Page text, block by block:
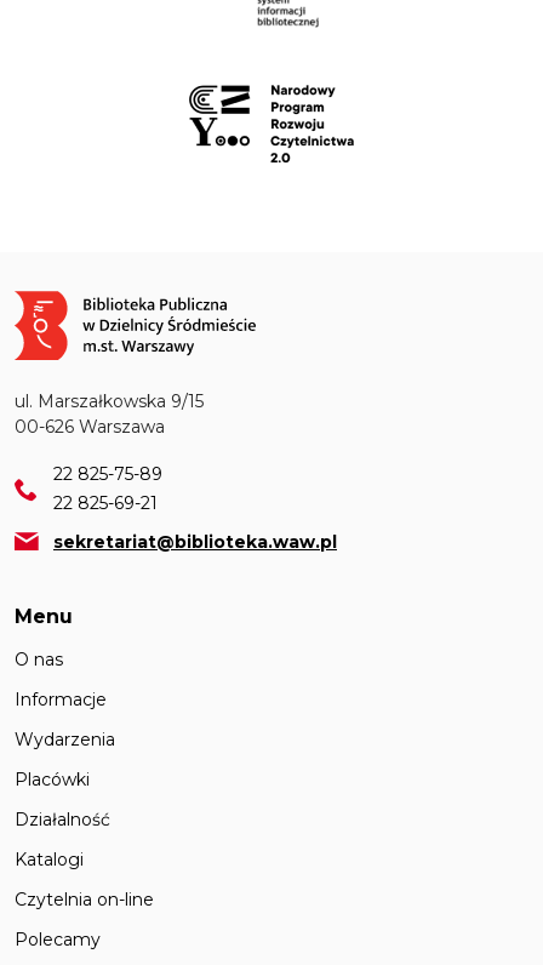
Obraz
ul. Marszałkowska 9/15
00-626 Warszawa
22 825-75-89
22 825-69-21
sekretariat@biblioteka.waw.pl
Menu
O nas
Informacje
Wydarzenia
Placówki
Działalność
Katalogi
Czytelnia on-line
Polecamy